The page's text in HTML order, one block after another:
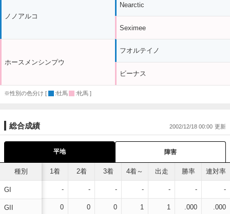
ノノアルコ
ホースメンシンプウ
Nearctic
Seximee
フオルテイノ
ビーナス
※性別の色分け [ :牡馬 :牝馬 ]
総合成績 2002/12/18 00:00
平地 障害
種別
GI
GII
1着 2着 3着 4着～ 出走 勝率 連対率
- - - - - - -
0 0 0 1 1 .000 .000